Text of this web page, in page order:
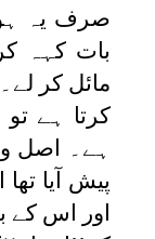
صرف یہ
بات کہہ
مائل کر
کرتا ہے
ہے۔ اصل
پیش آیا
اور اس کے